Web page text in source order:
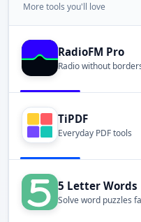
More tools you'll love
RadioFM Pro
Radio without
TiPDF
Everyday PDF tools
5 Letter Words
Solve word puzzles